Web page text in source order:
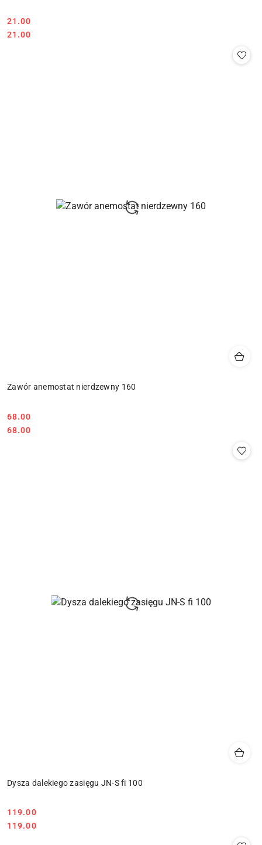
Cena:
21.00
Cena:
21.00
Zawór anemostat nierdzewny 160
Cena:
68.00
Cena:
68.00
Dysza dalekiego zasięgu JN-S fi 100
Cena:
119.00
Cena:
119.00